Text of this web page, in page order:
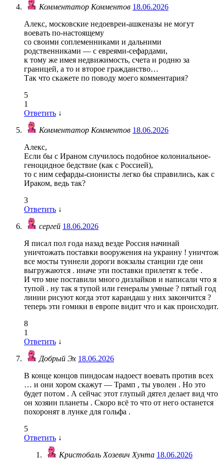
Комментатор Комментов 18.06.2026
Алекс, московские недоевреи-ашкеназы не могут
воевать по-настоящему
со своими соплеменниками и дальними
родственниками — с евреями-сефардами,
к тому же имея недвижимость, счета и родню за
границей, а то и второе гражданство…
Так что скажете по поводу моего комментария?
5
1
Ответить ↓
Комментатор Комментов 18.06.2026
Алекс,
Если бы с Ираном случилось подобное колониальное-
геноцидное бедствие (как с Россией),
то с ним сефарды-сионисты легко бы справились, как с
Ираком, ведь так?
3
Ответить ↓
сергей 18.06.2026
Я писал пол года назад везде Россия начинай
уничтожать поставки вооружения на украину ! уничтож
все мосты туннели дороги вокзалы станции где они
выгружаются . иначе эти поставки прилетят к тебе .
И что мне поставили много дизлайков и написали что я
тупой . ну так я тупой или генералы умные ? пятый год
линии рисуют когда этот карандаш у них закончится ?
теперь эти гомики в европе видит что и как происходит.
8
1
Ответить ↓
Добрый Эх 18.06.2026
В конце концов пиндосам надоест воевать против всех
… и они хором скажут — Трамп , ты уволен . Но это
будет потом . А сейчас этот глупый дятел делает вид что
он хозяин планеты . Скоро всё то что от него останется
похоронят в лунке для гольфа .
5
Ответить ↓
Кристобаль Хозевич Хунта 18.06.2026